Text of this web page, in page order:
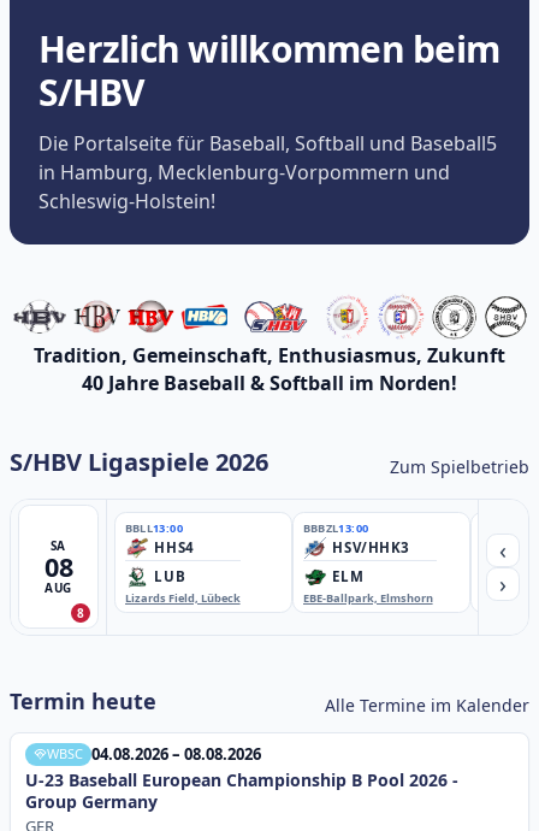
Herzlich willkommen beim
S/HBV
Die Portalseite für Baseball, Softball und Baseball5
in Hamburg, Mecklenburg-Vorpommern und
Schleswig-Holstein!
Tradition, Gemeinschaft, Enthusiasmus, Zukunft
40 Jahre Baseball & Softball im Norden!
S/HBV Ligaspiele 2026 Zum Spielbetrieb
SA
08
AUG
8
BBLL13:00
HHS4
LUB
Lizards Field, Lübeck
BBBZL13:00
HSV/HHK3
ELM
EBE-Ballpark, Elmshorn
‹
›
Termin heute Alle Termine im Kalender
WBSC 04.08.2026 – 08.08.2026
U-23 Baseball European Championship B Pool 2026 -
Group Germany
GER